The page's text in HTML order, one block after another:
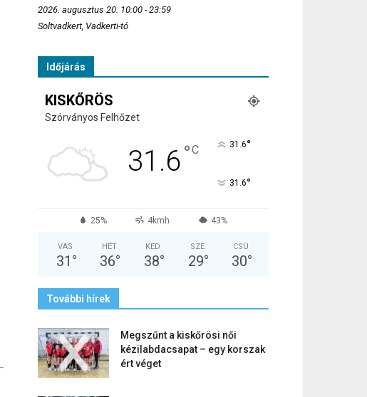
2026. augusztus 20. 10:00 - 23:59
Soltvadkert, Vadkerti-tó
Időjárás
KISKŐRÖS
Szórványos Felhőzet
31.6°C 31.6°
31.6°
25% 4kmh 43%
VAS
31 °
HÉT
36°
KED
38°
SZE
29°
CSÜ
30°
További hírek
Megszűnt a kiskőrösi női
kézilabdacsapat – egy korszak
ért véget